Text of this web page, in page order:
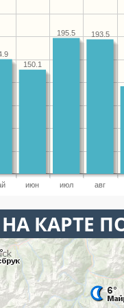
июн июл авг
193.5
195.5
150.1
КАРТЕ